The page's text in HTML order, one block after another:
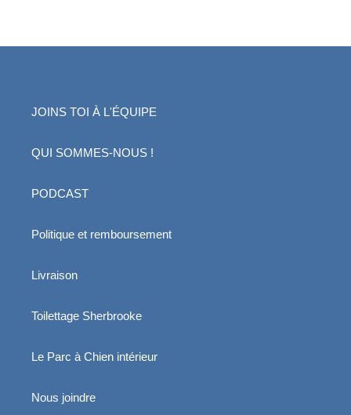
JOINS TOI À L'ÉQUIPE
QUI SOMMES-NOUS !
PODCAST
Politique et remboursement
Livraison
Toilettage Sherbrooke
Le Parc à Chien intérieur
Nous joindre